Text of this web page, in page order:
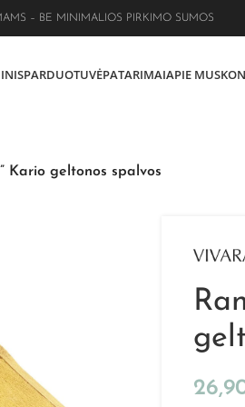
– BE MINIMALIOS PIRKIMO SUMOS
PARDUOTUVĖPATARIMAIAPIE MUS
Kario geltonos spalvos